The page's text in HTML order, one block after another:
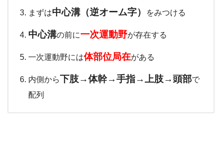
まずは中心溝（逆オーム字） をみつける
中心溝の前に一次運動野が存在する
一次運動野には体部位局在がある
内側から下肢→体幹→手指→上肢→頭部で
配列